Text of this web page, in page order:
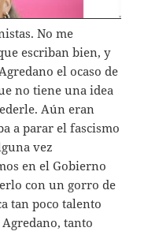
No me
escriban bien, y
el ocaso de
no tiene una idea
Aún eran
a parar el fascismo
vez
en el Gobierno
con un gorro de
tan poco talento
tanto